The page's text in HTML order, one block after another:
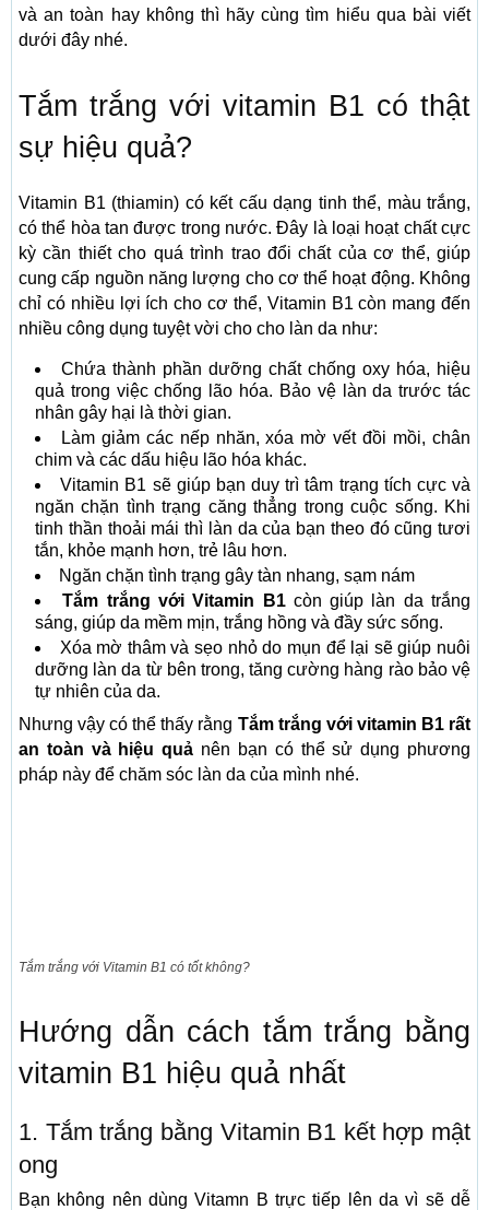
và an toàn hay không thì hãy cùng tìm hiểu qua bài viết
dưới đây nhé.
Tắm trắng với vitamin B1 có thật
sự hiệu quả?
Vitamin B1 (thiamin) có kết cấu dạng tinh thể, màu trắng,
có thể hòa tan được trong nước. Đây là loại hoạt chất cực
kỳ cần thiết cho quá trình trao đổi chất của cơ thể, giúp
cung cấp nguồn năng lượng cho cơ thể hoạt động. Không
chỉ có nhiều lợi ích cho cơ thể, Vitamin B1 còn mang đến
nhiều công dụng tuyệt vời cho cho làn da như:
Chứa thành phần dưỡng chất chống oxy hóa, hiệu
quả trong việc chống lão hóa. Bảo vệ làn da trước tác
nhân gây hại là thời gian.
Làm giảm các nếp nhăn, xóa mờ vết đồi mồi, chân
chim và các dấu hiệu lão hóa khác.
Vitamin B1 sẽ giúp bạn duy trì tâm trạng tích cực và
ngăn chặn tình trạng căng thẳng trong cuộc sống. Khi
tinh thần thoải mái thì làn da của bạn theo đó cũng tươi
tắn, khỏe mạnh hơn, trẻ lâu hơn.
Ngăn chặn tình trạng gây tàn nhang, sạm nám
Tắm trắng với Vitamin B1còn giúp làn da trắng
sáng, giúp da mềm mịn, trắng hồng và đầy sức sống.
Xóa mờ thâm và sẹo nhỏ do mụn để lại sẽ giúp nuôi
dưỡng làn da từ bên trong, tăng cường hàng rào bảo vệ
tự nhiên của da.
Nhưng vậy có thể thấy rằng Tắm trắng với vitamin B1 rất
an toàn và hiệu quả nên bạn có thể sử dụng phương
pháp này để chăm sóc làn da của mình nhé.
Tắm trắng với Vitamin B1 có tốt không?
Hướng dẫn cách tắm trắng bằng
vitamin B1 hiệu quả nhất
1. Tắm trắng bằng Vitamin B1 kết hợp mật
ong
Bạn không nên dùng Vitamn B trực tiếp lên da vì sẽ dễ